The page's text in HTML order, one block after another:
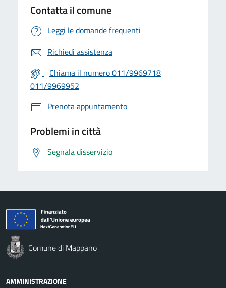
Contatta il comune
Leggi le domande frequenti
Richiedi assistenza
Chiama il numero 011/9969718
011/9969952
Prenota appuntamento
Problemi in città
Segnala disservizio
Comune di Mappano
AMMINISTRAZIONE